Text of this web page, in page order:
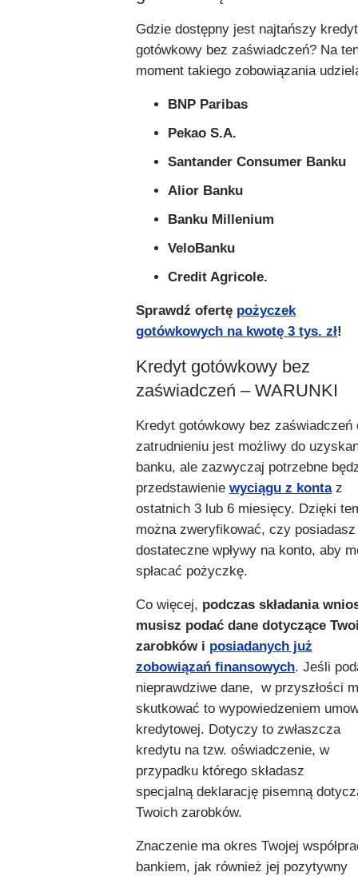
Gdzie dostępny jest najtańszy kredyt
gotówkowy bez zaświadczeń? Na
moment takiego zobowiązania
BNP Paribas
Pekao S.A.
Santander Consumer Banku
Alior Banku
Banku Millenium
VeloBanku
Credit Agricole.
Sprawdź ofertę pożyczek
gotówkowych na kwotę 3 tys. zł!
Kredyt gotówkowy bez
zaświadczeń – WARUNKI
Kredyt gotówkowy bez zaświadczeń
zatrudnieniu jest możliwy do
banku, ale zazwyczaj potrzebne
przedstawienie wyciągu z kontaz
ostatnich 3 lub 6 miesięcy. Dzięki
można zweryfikować, czy posiadasz
dostateczne wpływy na konto, aby
spłacać pożyczkę.
Co więcej, podczas składania
musisz podać dane dotyczące
zarobków i posiadanych już
zobowiązań finansowych. Jeśli
nieprawdziwe dane, w przyszłości
skutkować to wypowiedzeniem
kredytowej. Dotyczy to zwłaszcza
kredytu na tzw. oświadczenie, w
przypadku którego składasz
specjalną deklarację pisemną
Twoich zarobków.
Znaczenie ma okres Twojej
bankiem, jak również jej pozytywny